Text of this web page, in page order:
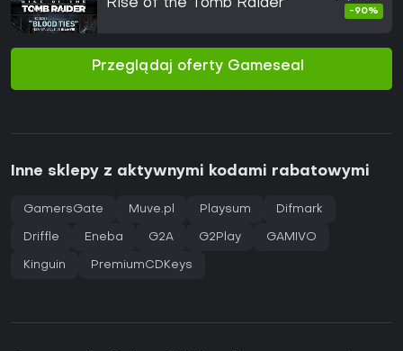
Rise of the Tomb Raider
-90%
Przeglądaj oferty Gameseal
Inne sklepy z aktywnymi kodami rabatowymi
GamersGate Muve.pl Playsum Difmark
Driffle Eneba G2A G2Play GAMIVO
Kinguin PremiumCDKeys